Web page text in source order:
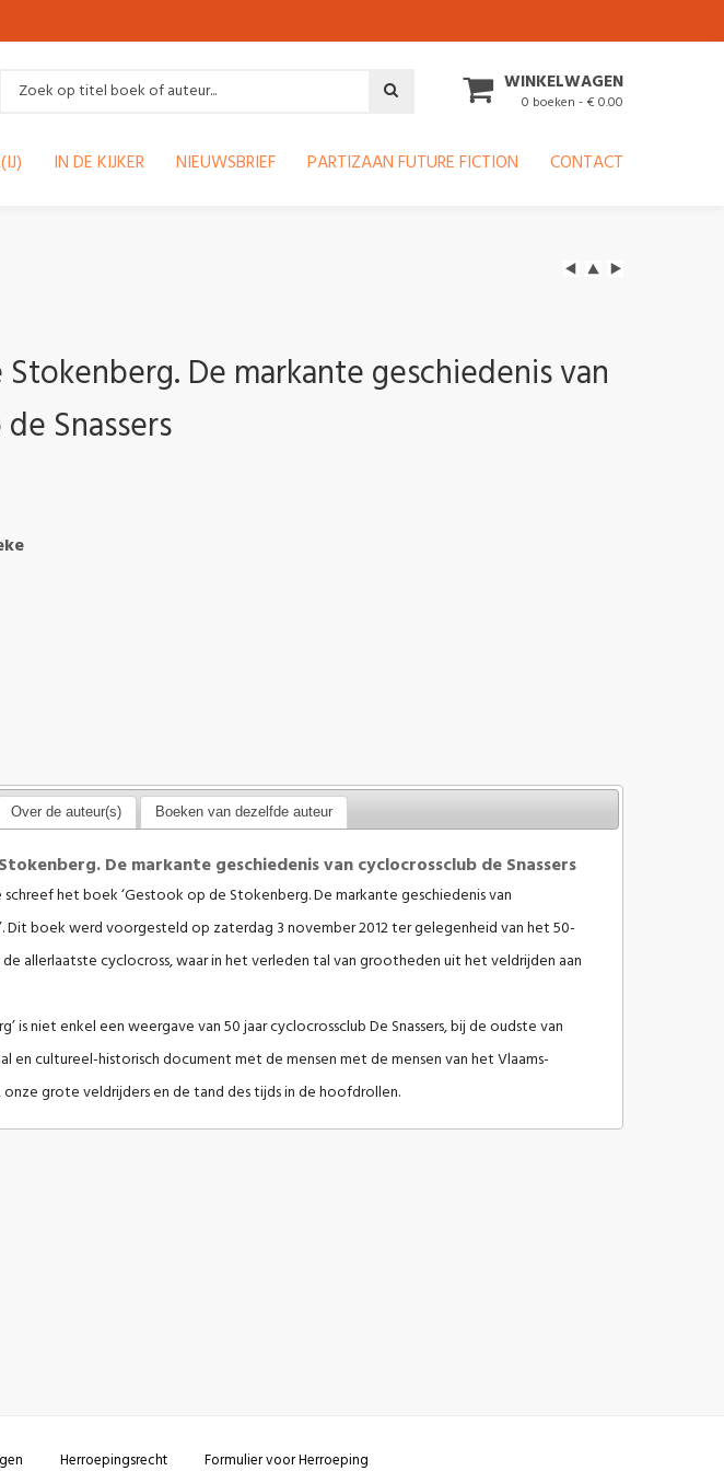
WINKELWAGEN
0 boeken - € 0.00
IN DE KIJKER NIEUWSBRIEF PARTIZAAN FUTURE FICTION CONTACT
De markante geschiedenis van
Snassers
Over de auteur(s) Boeken van dezelfde auteur
De markante geschiedenis van cyclocrossclub de Snassers
het boek ‘Gestook op de Stokenberg. De markante geschiedenis van
Dit boek werd voorgesteld op zaterdag 3 november 2012 ter gelegenheid van het 50-
allerlaatste cyclocross, waar in het verleden tal van grootheden uit het veldrijden aan
is niet enkel een weergave van 50 jaar cyclocrossclub De Snassers, bij de oudste van
en cultureel-historisch document met de mensen met de mensen van het Vlaams-
onze grote veldrijders en de tand des tijds in de hoofdrollen.
Herroepingsrecht Formulier voor Herroeping